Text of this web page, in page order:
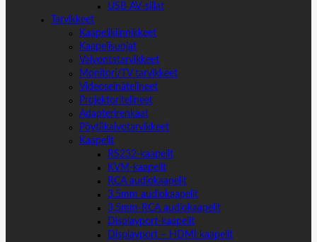
USB AV-sillat
Tarvikkeet
Kaapelikiinnikkeet
Kaapelisuojat
Valvontatarvikkeet
Monitori/TV tarvikkeet
Videoseinätelineet
Projektoritelineet
Adapterirenkaat
Pöytäkaivotarvikkeet
Kaapelit
RS232-kaapelit
KVM-kaapelit
RCA audiokaapelit
3.5mm audiokaapelit
3.5mm-RCA audiokaapelit
Displayport-kaapelit
Displayport – HDMI kaapelit